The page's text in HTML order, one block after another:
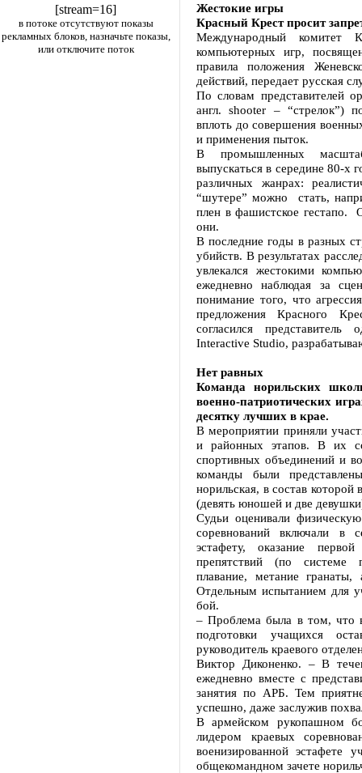
[stream=16]
в потоке отсутствуют показы
рекламных блоков, назначьте показы,
или отключите поток
Жестокие игры
Красный Крест просит
Международный комитет
компьютерных игр,
правила положения
действий, передает русская
По словам представителей
англ. shooter – “стрелок”)
вплоть до совершения
и применения пыток.
В промышленных
выпускаться в середине 80-х
различных жанрах:
“шутере” можно стать,
плен в фашистское гестапо.
они.
В последние годы в разных
убийств. В результатах
увлекался жестокими
ежедневно наблюдая за
понимание того, что
предложения Красного
согласился
Interactive Studio,
Нет равных
Команда норильских
военно-патриотических
десятку лучших в крае.
В мероприятии приняли
и районных этапов. В их
спортивных объединений и
команды были
норильская, в состав
(девять юношей и две
Судьи оценивали
соревнований включали в
эстафету, оказание
препятствий (по системе
плавание, метание
Отдельным испытанием для
бой.
– Проблема была в том, что
подготовки учащихся
руководитель краевого
Виктор Диконенко. – В
ежедневно вместе с
занятия по АРБ. Тем
успешно, даже заслужив
В армейском рукопашном
лидером краевых
военизированной
общекомандном зачете